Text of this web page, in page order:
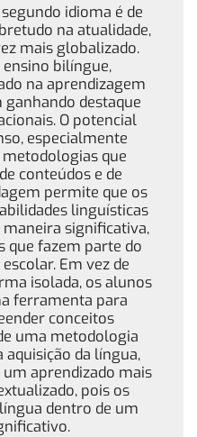
idioma é de
na atualidade,
mais globalizado.
ensino bilíngue,
na aprendizagem
destaque
O potencial
especialmente
que
conteúdos e de
permite que os
linguísticas
significativa,
que fazem parte do
Em vez de
isolada, os alunos
ferramenta para
conceitos
uma metodologia
aquisição da língua,
aprendizado mais
pois os
dentro de um